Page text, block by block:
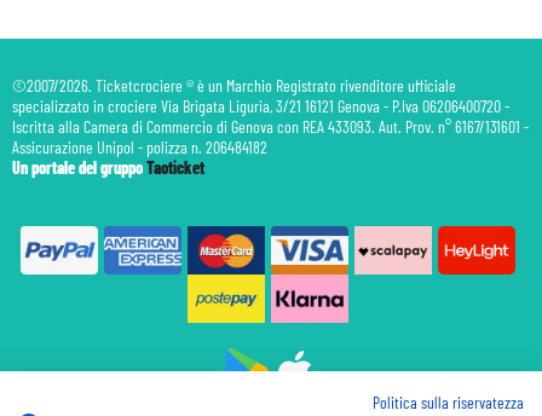
©2007/2026. Ticketcrociere ® è un Marchio Registrato rivenditore ufficiale
specializzato in crociere Via Brigata Liguria, 3/21 16121 Genova - P.Iva 06206400720 -
Iscritta alla Camera di Commercio di Genova con REA 433093. Aut. Prov. n° 6167/131601 -
Assicurazione Unipol - polizza n. 206484182
Un portale del gruppoTaoticket
Politica sulla riservatezza